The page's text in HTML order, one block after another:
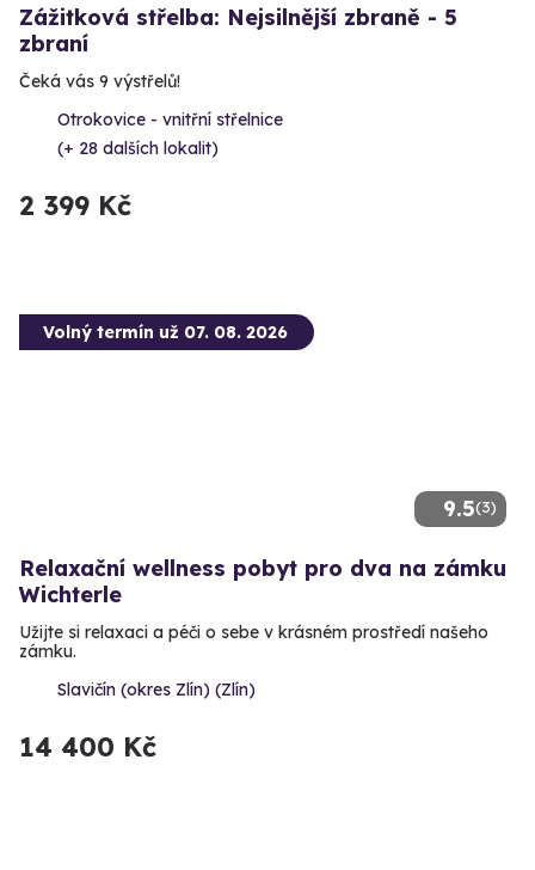
Zážitková střelba: Nejsilnější zbraně - 5
zbraní
Čeká vás 9 výstřelů!
Otrokovice - vnitřní střelnice
(+ 28 dalších lokalit)
2 399 Kč
9.5(3)
Volný termín už 07. 08. 2026
Relaxační wellness pobyt pro dva na zámku
Wichterle
Užijte si relaxaci a péči o sebe v krásném prostředí našeho
zámku.
Slavičín (okres Zlín) (Zlín)
14 400 Kč